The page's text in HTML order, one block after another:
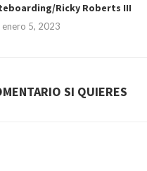
Ricky Roberts III
enero 5, 2023
SI QUIERES